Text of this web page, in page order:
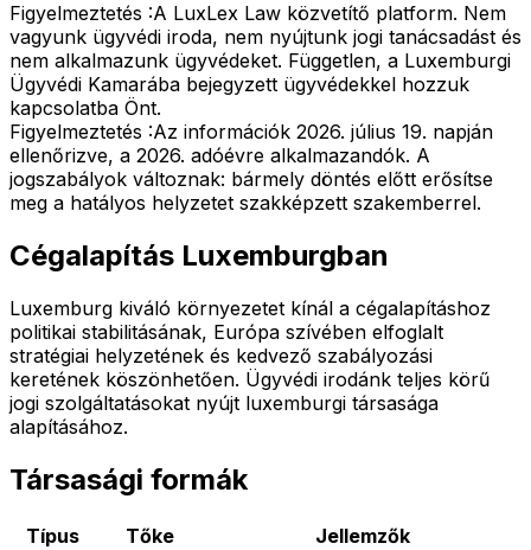
Figyelmeztetés :A LuxLex Law közvetítő platform. Nem
vagyunk ügyvédi iroda, nem nyújtunk jogi tanácsadást és
nem alkalmazunk ügyvédeket. Független, a Luxemburgi
Ügyvédi Kamarába bejegyzett ügyvédekkel hozzuk
kapcsolatba Önt.
Figyelmeztetés :Az információk 2026. július 19. napján
ellenőrizve, a 2026. adóévre alkalmazandók. A
jogszabályok változnak: bármely döntés előtt erősítse
meg a hatályos helyzetet szakképzett szakemberrel.
Cégalapítás Luxemburgban
Luxemburg kiváló környezetet kínál a cégalapításhoz
politikai stabilitásának, Európa szívében elfoglalt
stratégiai helyzetének és kedvező szabályozási
keretének köszönhetően. Ügyvédi irodánk teljes körű
jogi szolgáltatásokat nyújt luxemburgi társasága
alapításához.
Társasági formák
Típus Tőke Jellemzők